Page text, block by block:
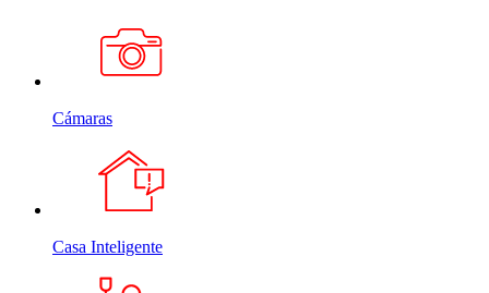
Cámaras
Casa Inteligente